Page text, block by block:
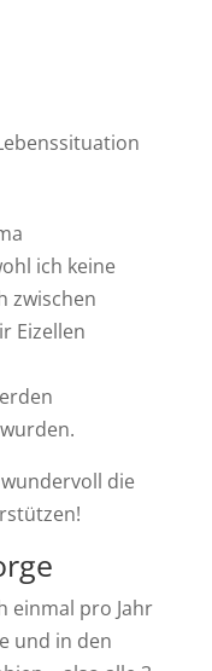
ich keine
zwischen
Eizellen
die
einmal pro Jahr
und in den